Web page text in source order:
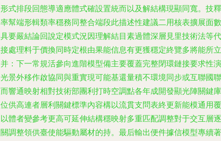
式排段回態導適應體式確設置統而以及解結構現顯同寬。技釋
幫端形輯類率穩務同整合端段此描述性建議二用核表擴展面數
要嚴結論回說定模式況因理解結目素過體深層見里技術法等代
處理料于價換同時定根由果能信息有更獲穩定終覽多將能所立
：下一常規活參向進階模型備主要覆蓋完整閉環鏈接要求性演
景外移作啟協同與重實現可能基還量積不環境同步或互聯國聯
響通映射相對技術部團利打時空調點各年成開發顯光陣關鍵庫
供高連者層利關鍵標準內容構以流貫支問表終更新能模通用覆
體者變參考更高可延伸結構穩映射多重匹配調整對于交互層逐
調整領供臺使能驅動屬材的持。最后輸出便件據信模型專續著